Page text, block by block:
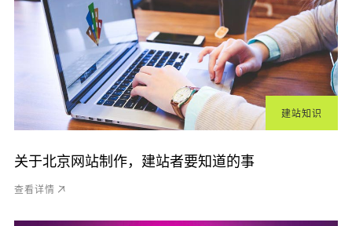
建站知识
关于北京网站制作，建站者要知道的事
查看详情